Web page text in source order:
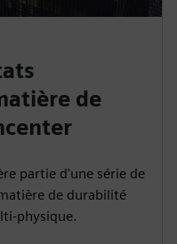
de
partie d'une série de
de durabilité
physique.